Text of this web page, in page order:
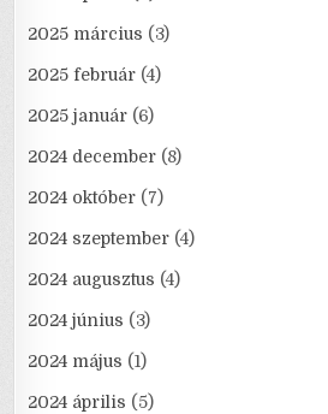
2025 március (3)
2025 február (4)
2025 január (6)
2024 december (8)
2024 október (7)
2024 szeptember (4)
2024 augusztus (4)
2024 június (3)
2024 május (1)
2024 április (5)